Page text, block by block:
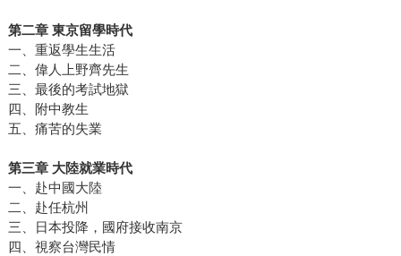
第二章 東京留學時代
一、重返學生生活
二、偉人上野齊先生
三、最後的考試地獄
四、附中教生
五、痛苦的失業
第三章 大陸就業時代
一、赴中國大陸
二、赴任杭州
三、日本投降，國府接收南京
四、視察台灣民情